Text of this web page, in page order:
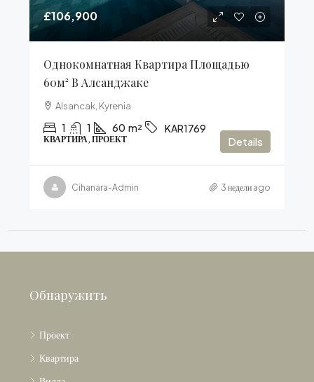
£106,900
Однокомнатная Квартира Площадью
60м² В Алсанджаке
Alsancak, Kyrenia
1 1 60 m² KAR1769
КВАРТИРА, ПРОЕКТ Details
Cihanara-Admin 3 недели ago
Обнаружить
Проект
Квартира